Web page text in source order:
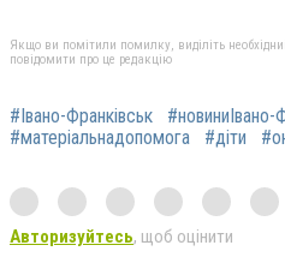
Якщо ви помітили помилку, виділіть
повідомити про це редакцію
#Івано-Франківськ
#новиниІвано-
#матеріальнадопомога
#діти
Авторизуйтесь, щоб оцінити